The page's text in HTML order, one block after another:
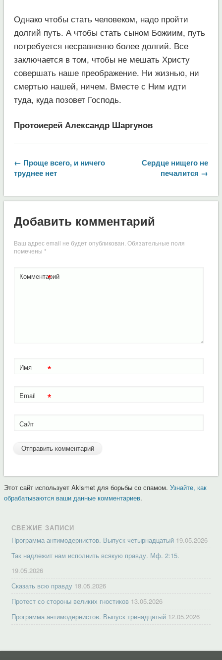
Однако чтобы стать человеком, надо пройти
долгий путь. А чтобы стать сыном Божиим, путь
потребуется несравненно более долгий. Все
заключается в том, чтобы не мешать Христу
совершать наше преображение. Ни жизнью, ни
смертью нашей, ничем. Вместе с Ним идти
туда, куда позовет Господь.
Протоиерей Александр Шаргунов
← Проще всего, и ничего
труднее нет
Сердце нищего не
печалится →
Добавить комментарий
Ваш адрес email не будет опубликован.Обязательные поля
помечены *
Комментарий
*
Имя *
Email *
Сайт
Этот сайт использует Akismet для борьбы со спамом. Узнайте, как
обрабатываются ваши данные комментариев.
СВЕЖИЕ ЗАПИСИ
Программа антимодернистов. Выпуск четырнадцатый 19.05.2026
Так надлежит нам исполнить всякую правду. Мф. 2:15.
19.05.2026
Сказать всю правду 18.05.2026
Протест со стороны великих гностиков 13.05.2026
Программа антимодернистов. Выпуск тринадцатый 12.05.2026